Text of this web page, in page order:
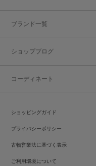
ブランド一覧
ショップブログ
コーディネート
ショッピングガイド
プライバシーポリシー
古物営業法に基づく表示
ご利用環境について